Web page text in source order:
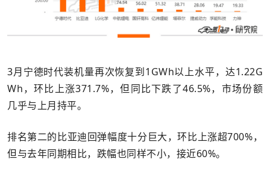
3月宁德时代装机量再次恢复到1GWh以上水平，达1.22G
Wh，环比上涨371.7%，但同比下跌了46.5%，市场份额
几乎与上月持平。
排名第二的比亚迪回弹幅度十分巨大，环比上涨超700%，
但与去年同期相比，跌幅也同样不小，接近60%。